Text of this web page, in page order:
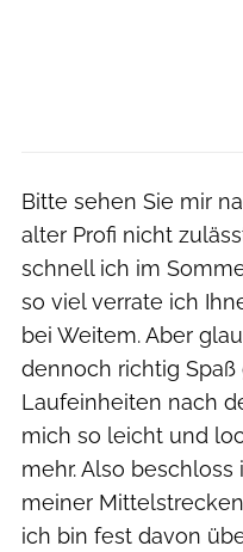
Bitte sehen Sie mir
alter Profi nicht
schnell ich im
so viel verrate ich
bei Weitem. Aber
dennoch richtig Spaß
Laufeinheiten nach
mich so leicht und
mehr. Also
meiner
ich bin fest davon